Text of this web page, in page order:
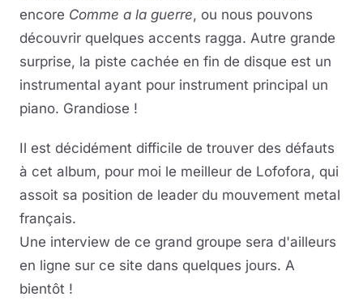
encore Comme a la guerre, ou nous pouvons
découvrir quelques accents ragga. Autre grande
surprise, la piste cachée en fin de disque est un
instrumental ayant pour instrument principal un
piano. Grandiose !
Il est décidément difficile de trouver des défauts
à cet album, pour moi le meilleur de Lofofora, qui
assoit sa position de leader du mouvement metal
français.
Une interview de ce grand groupe sera d'ailleurs
en ligne sur ce site dans quelques jours. A
bientôt !